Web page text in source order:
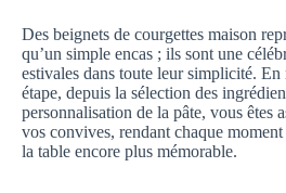
Des beignets de courgettes maison
qu’un simple encas ; ils sont une
estivales dans toute leur simplicité. En
étape, depuis la sélection des
personnalisation de la pâte, vous êtes
vos convives, rendant chaque moment
la table encore plus mémorable.